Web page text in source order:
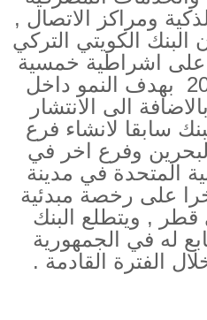
ومراكز الاتصال ,
البنك الكويتي التركي
على اشراطية خمسية
للاعوام 2013 - 2020 بهدف النمو داخل
الى الانتشار
سابقا لانشاء فرع
وفرع اخر في
المتحدة في مدينة
على رخصة مبدئية
قطر , ويتطلع البنك
له في الجمهورية
خلال الفترة القادمة .